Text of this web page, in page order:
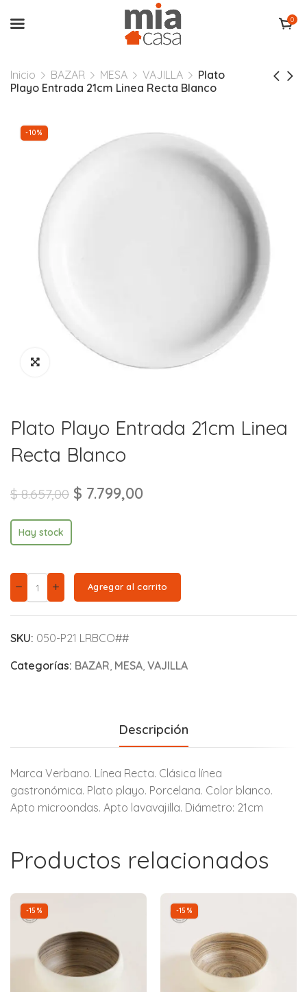
0
Inicio BAZAR MESA VAJILLA
Plato
Playo Entrada 21cm Linea Recta Blanco
-10%
Plato Playo Entrada 21cm Linea
Recta Blanco
$8.657,00 $ 7.799,00
Hay stock
Agregar al carrito
SKU: 050-P21 LRBCO##
Categorías: BAZAR MESA VAJILLA
Descripción
Marca Verbano. Línea Recta. Clásica línea
gastronómica. Plato playo. Porcelana. Color blanco.
Apto microondas. Apto lavavajilla. Diámetro: 21cm
Productos relacionados
-15% -15%